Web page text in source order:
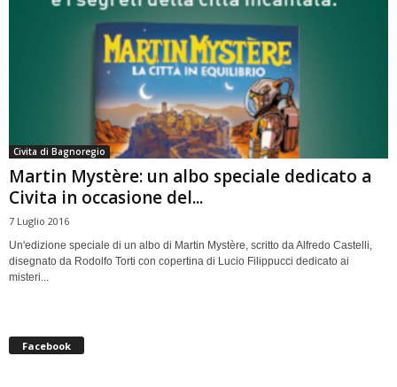
Civita di Bagnoregio
Martin Mystère: un albo speciale dedicato a
Civita in occasione del...
7 Luglio 2016
Un'edizione speciale di un albo di Martin Mystère, scritto da Alfredo Castelli,
disegnato da Rodolfo Torti con copertina di Lucio Filippucci dedicato ai
misteri...
Facebook